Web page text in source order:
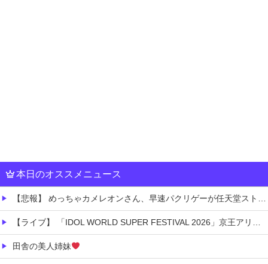
本日のオススメニュース
【悲報】 めっちゃカメレオンさん、早速パクリゲーが任天堂ストアに登場してしまう……
【ライブ】 「IDOL WORLD SUPER FESTIVAL 2026」京王アリーナTOKYO開催決定
田舎の美人姉妹